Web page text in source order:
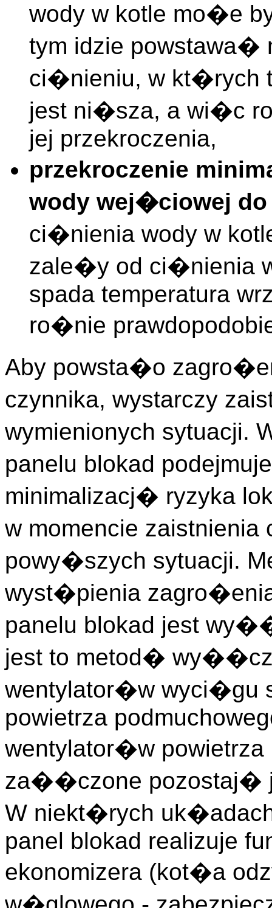
wody w kotle mo�e
tym idzie
ci�nieniu, w kt�rych
jest ni�sza, a wi�c
jej przekroczenia,
przekroczenie
wody wej�ciowej
ci�nienia wody w
zale�y od ci�nienia
spada temperatura
ro�nie
Aby powsta�o
czynnika, wystarczy
wymienionych sytuacji.
panelu blokad
minimalizacj� ryzyka
w momencie
powy�szych sytuacji.
wyst�pienia
panelu blokad jest
jest to metod�
wentylator�w wyci�gu
powietrza
wentylator�w
za��czone pozostaj�
W niekt�rych
panel blokad realizuje
ekonomizera (kot�a